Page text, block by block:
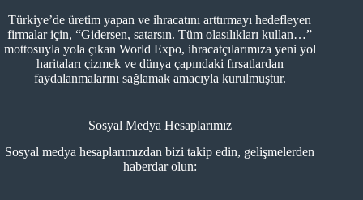
Türkiye’de üretim yapan ve ihracatını arttırmayı hedefleyen
firmalar için, “Gidersen, satarsın. Tüm olasılıkları kullan…”
mottosuyla yola çıkan World Expo, ihracatçılarımıza yeni yol
haritaları çizmek ve dünya çapındaki fırsatlardan
faydalanmalarını sağlamak amacıyla kurulmuştur.
Sosyal Medya Hesaplarımız
Sosyal medya hesaplarımızdan bizi takip edin, gelişmelerden
haberdar olun: